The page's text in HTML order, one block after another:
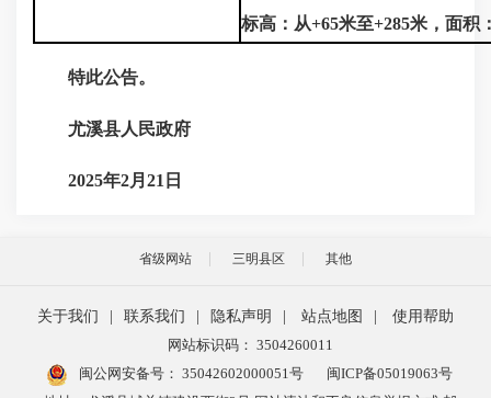
标高：从+65米至+285米，面积
特此公告。
尤溪县人民政府
2025年2月21日
省级网站 三明县区 其他
关于我们 联系我们 隐私声明 站点地图
使用帮助
网站标识码： 3504260011
闽公网安备号： 35042602000051号
闽ICP备05019063号